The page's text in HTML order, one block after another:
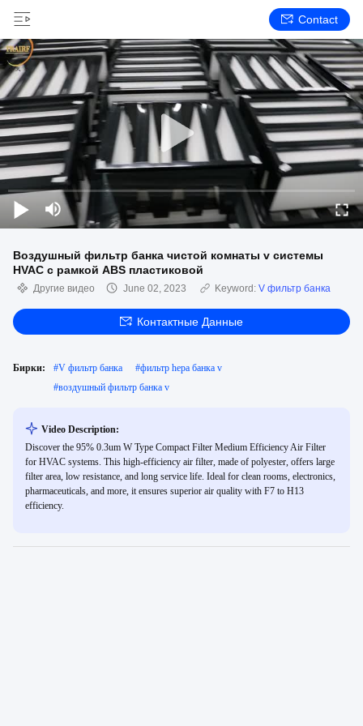
Contact
Воздушный фильтр банка чистой комнаты v системы
HVAC с рамкой ABS пластиковой
Другие видео June 02, 2023 Keyword: V фильтр банка
Контактные Данные
Бирки: #V фильтр банка #фильтр hepa банка v
#воздушный фильтр банка v
Video Description:
Discover the 95% 0.3um W Type Compact Filter Medium Efficiency Air Filter
for HVAC systems. This high-efficiency air filter, made of polyester, offers large
filter area, low resistance, and long service life. Ideal for clean rooms, electronics,
pharmaceuticals, and more, it ensures superior air quality with F7 to H13
efficiency.